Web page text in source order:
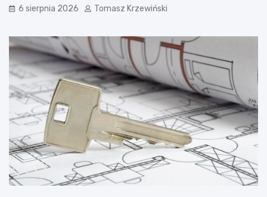
6 sierpnia 2026 Tomasz Krzewiński